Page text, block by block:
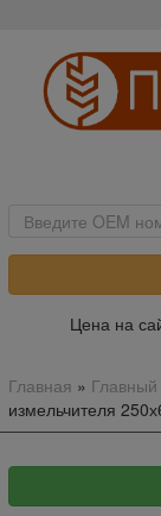
Цена на
Главная » Главный
измельчителя